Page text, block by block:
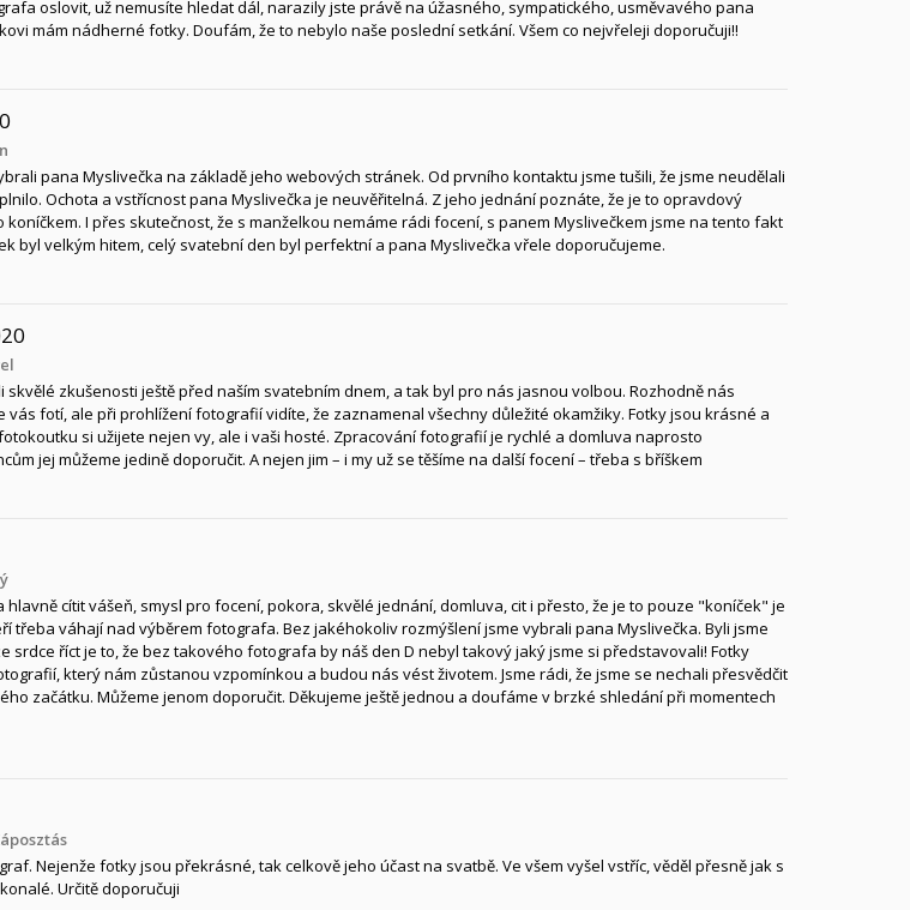
oslovit, už nemusíte hledat dál, narazily jste právě na úžasného, sympatického, usměvavého pana
mám nádherné fotky. Doufám, že to nebylo naše poslední setkání. Všem co nejvřeleji doporučuji!!
pana Myslivečka na základě jeho webových stránek. Od prvního kontaktu jsme tušili, že jsme neudělali
Ochota a vstřícnost pana Myslivečka je neuvěřitelná. Z jeho jednání poznáte, že je to opravdový
I přes skutečnost, že s manželkou nemáme rádi focení, s panem Myslivečkem jsme na tento fakt
byl velkým hitem, celý svatební den byl perfektní a pana Myslivečka vřele doporučujeme.
skvělé zkušenosti ještě před naším svatebním dnem, a tak byl pro nás jasnou volbou. Rozhodně nás
vás fotí, ale při prohlížení fotografií vidíte, že zaznamenal všechny důležité okamžiky. Fotky jsou krásné a
si užijete nejen vy, ale i vaši hosté. Zpracování fotografií je rychlé a domluva naprosto
jej můžeme jedině doporučit. A nejen jim – i my už se těšíme na další focení – třeba s bříškem
cítit vášeň, smysl pro focení, pokora, skvělé jednání, domluva, cit i přesto, že je to pouze "koníček" je
třeba váhají nad výběrem fotografa. Bez jakéhokoliv rozmýšlení jsme vybrali pana Myslivečka. Byli jsme
srdce říct je to, že bez takového fotografa by náš den D nebyl takový jaký jsme si představovali! Fotky
který nám zůstanou vzpomínkou a budou nás vést životem. Jsme rádi, že jsme se nechali přesvědčit
začátku. Můžeme jenom doporučit. Děkujeme ještě jednou a doufáme v brzké shledání při momentech
Nejenže fotky jsou překrásné, tak celkově jeho účast na svatbě. Ve všem vyšel vstříc, věděl přesně jak s
Určitě doporučuji